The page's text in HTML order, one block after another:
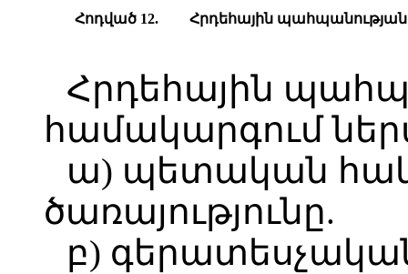
Հոդված 12. Հրդեհային
Հրդեհային
համակարգում
ա) պետական
ծառայությունը.
բ)